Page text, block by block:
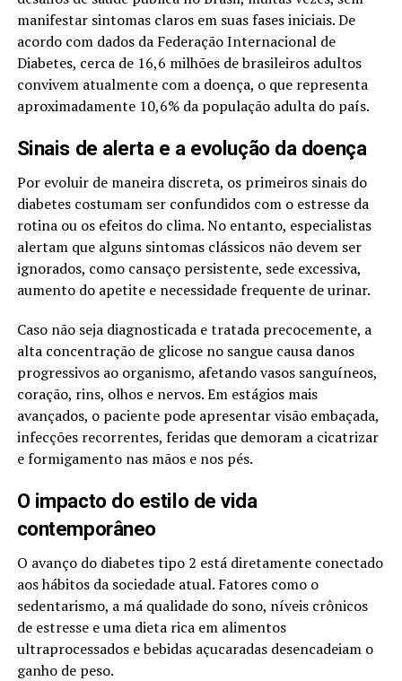
manifestar sintomas claros em suas fases iniciais. De
acordo com dados da Federação Internacional de
Diabetes, cerca de 16,6 milhões de brasileiros adultos
convivem atualmente com a doença, o que representa
aproximadamente 10,6% da população adulta do país.
Sinais de alerta e a evolução da doença
Por evoluir de maneira discreta, os primeiros sinais do
diabetes costumam ser confundidos com o estresse da
rotina ou os efeitos do clima. No entanto, especialistas
alertam que alguns sintomas clássicos não devem ser
ignorados, como cansaço persistente, sede excessiva,
aumento do apetite e necessidade frequente de urinar.
Caso não seja diagnosticada e tratada precocemente, a
alta concentração de glicose no sangue causa danos
progressivos ao organismo, afetando vasos sanguíneos,
coração, rins, olhos e nervos. Em estágios mais
avançados, o paciente pode apresentar visão embaçada,
infecções recorrentes, feridas que demoram a cicatrizar
e formigamento nas mãos e nos pés.
O impacto do estilo de vida
contemporâneo
O avanço do diabetes tipo 2 está diretamente conectado
aos hábitos da sociedade atual. Fatores como o
sedentarismo, a má qualidade do sono, níveis crônicos
de estresse e uma dieta rica em alimentos
ultraprocessados e bebidas açucaradas desencadeiam o
ganho de peso.